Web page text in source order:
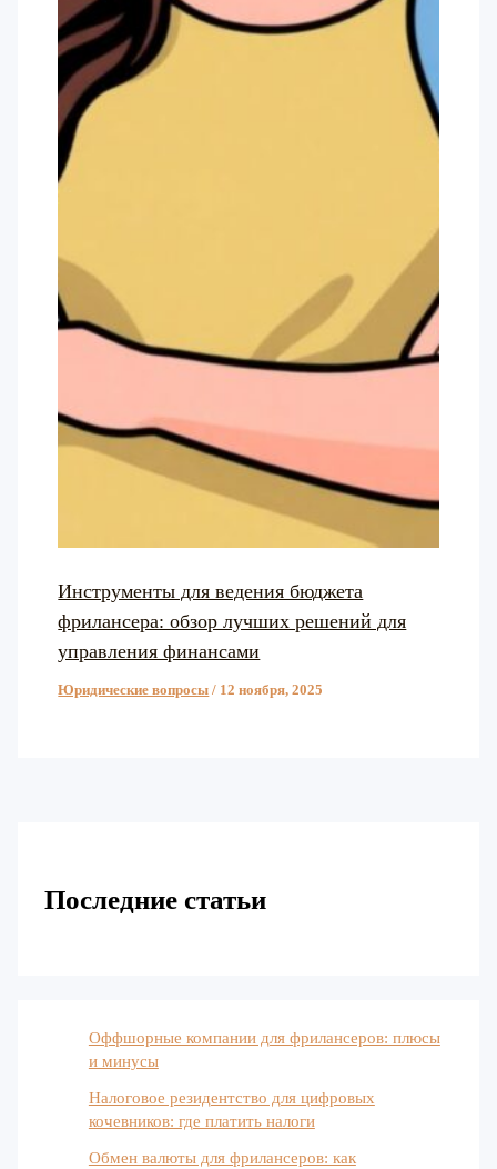
Инструменты для ведения бюджета
фрилансера: обзор лучших решений для
управления финансами
Юридические вопросы / 12 ноября, 2025
Последние статьи
Оффшорные компании для фрилансеров: плюсы
и минусы
Налоговое резидентство для цифровых
кочевников: где платить налоги
Обмен валюты для фрилансеров: как